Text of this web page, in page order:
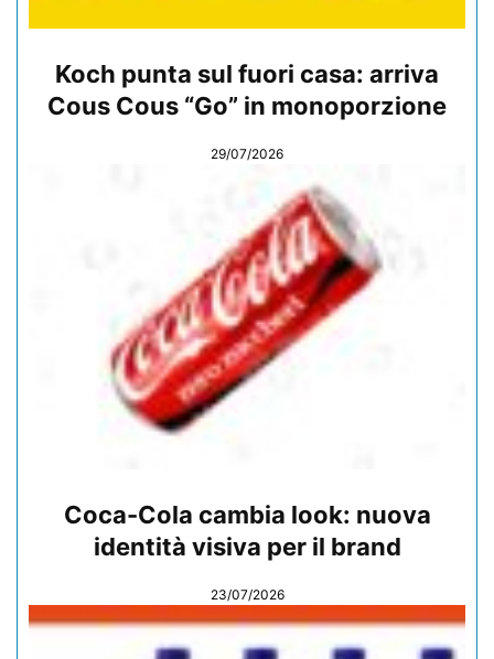
Koch punta sul fuori casa: arriva
Cous Cous “Go” in monoporzione
29/07/2026
Coca-Cola cambia look: nuova
identità visiva per il brand
23/07/2026